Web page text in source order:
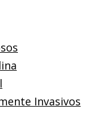
Invasivos